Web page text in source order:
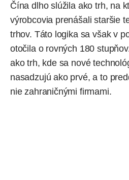
Čína dlho slúžila ako trh, na
výrobcovia prenášali staršie
trhov. Táto logika sa však v
otočila o rovných 180
ako trh, kde sa nové
nasadzujú ako prvé, a to
nie zahraničnými firmami.